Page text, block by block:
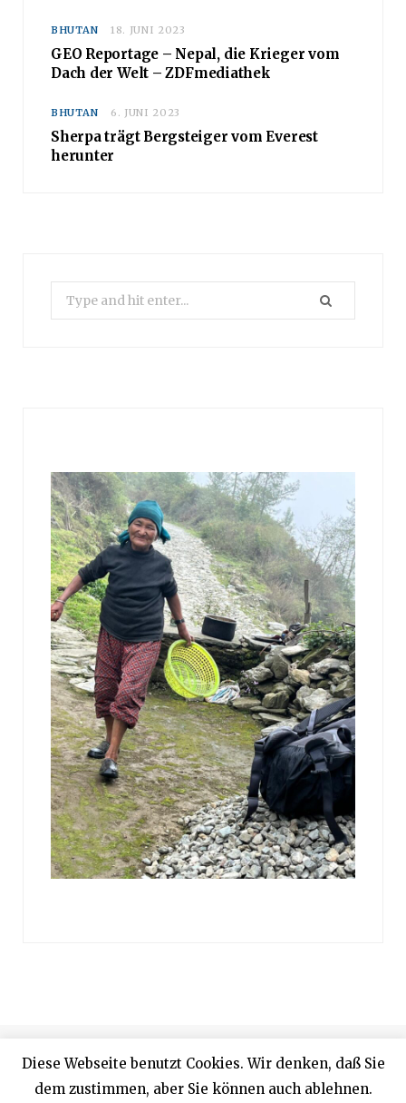
BHUTAN 18. JUNI 2023
GEO Reportage – Nepal, die Krieger vom
Dach der Welt – ZDFmediathek
BHUTAN 6. JUNI 2023
Sherpa trägt Bergsteiger vom Everest
herunter
Search
for:
© 2024 Designed by Rainer Proffen
Top
Diese Webseite benutzt Cookies. Wir denken, daß Sie
dem zustimmen, aber Sie können auch ablehnen.